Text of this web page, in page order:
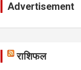
Advertisement
राशिफल